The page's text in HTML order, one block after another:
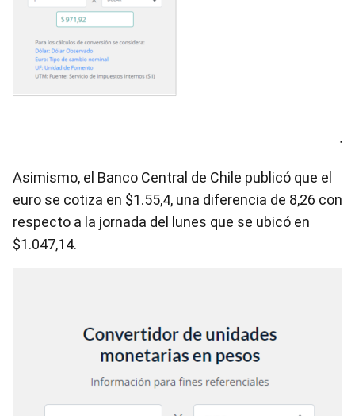
Asimismo, el Banco Central de Chile publicó que el
euro se cotiza en $1.55,4, una diferencia de 8,26 con
respecto a la jornada del lunes que se ubicó en
$1.047,14.